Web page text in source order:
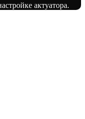
актуатора.